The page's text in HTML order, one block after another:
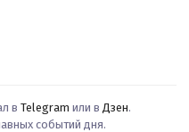
в Telegram или в Дзен.
событий дня.